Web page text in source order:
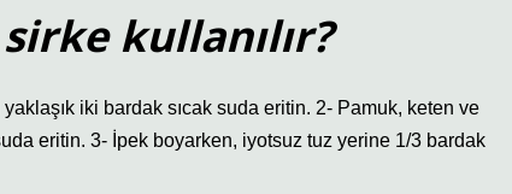
kullanılır?
iki bardak sıcak suda eritin. 2- Pamuk, keten ve
eritin. 3- İpek boyarken, iyotsuz tuz yerine 1/3 bardak